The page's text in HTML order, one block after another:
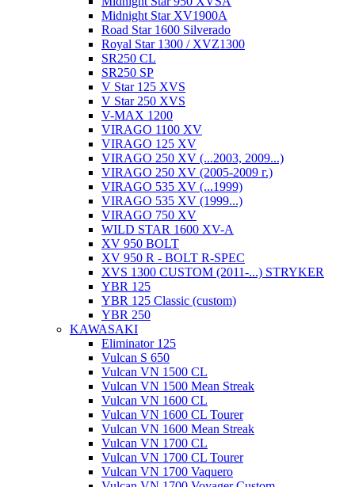
Midnight Star XV1900A
Road Star 1600 Silverado
Royal Star 1300 / XVZ1300
SR250 CL
SR250 SP
V Star 125 XVS
V Star 250 XVS
V-MAX 1200
VIRAGO 1100 XV
VIRAGO 125 XV
VIRAGO 250 XV (...2003, 2009...)
VIRAGO 250 XV (2005-2009 г.)
VIRAGO 535 XV (...1999)
VIRAGO 535 XV (1999...)
VIRAGO 750 XV
WILD STAR 1600 XV-A
XV 950 BOLT
XV 950 R - BOLT R-SPEC
XVS 1300 CUSTOM (2011-...) STRYKER
YBR 125
YBR 125 Classic (custom)
YBR 250
KAWASAKI
Eliminator 125
Vulcan S 650
Vulcan VN 1500 CL
Vulcan VN 1500 Mean Streak
Vulcan VN 1600 CL
Vulcan VN 1600 CL Tourer
Vulcan VN 1600 Mean Streak
Vulcan VN 1700 CL
Vulcan VN 1700 CL Tourer
Vulcan VN 1700 Vaquero